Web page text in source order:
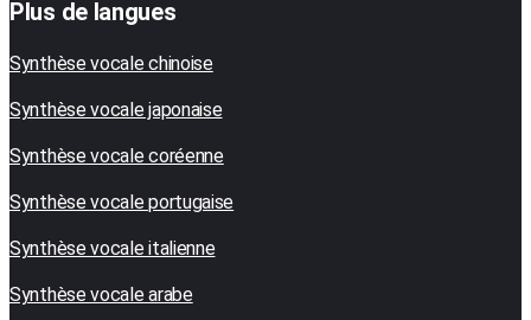
Plus de langues
Synthèse vocale chinoise
Synthèse vocale japonaise
Synthèse vocale coréenne
Synthèse vocale portugaise
Synthèse vocale italienne
Synthèse vocale arabe